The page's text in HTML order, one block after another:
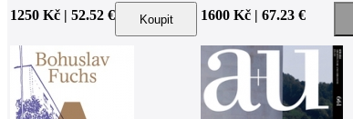
1250 Kč | 52.52 € 1600 Kč | 67.23 €